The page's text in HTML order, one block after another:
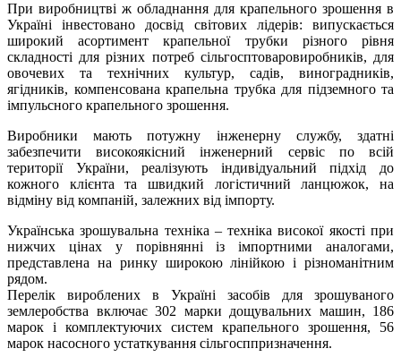
При виробництві ж обладнання для крапельного зрошення в
Україні інвестовано досвід світових лідерів: випускається
широкий асортимент крапельної трубки різного рівня
складності для різних потреб сільгосптоваровиробників, для
овочевих та технічних культур, садів, виноградників,
ягідників, компенсована крапельна трубка для підземного та
імпульсного крапельного зрошення.
Виробники мають потужну інженерну службу, здатні
забезпечити високоякісний інженерний сервіс по всій
території України, реалізують індивідуальний підхід до
кожного клієнта та швидкий логістичний ланцюжок, на
відміну від компаній, залежних від імпорту.
Українська зрошувальна техніка – техніка високої якості при
нижчих цінах у порівнянні із імпортними аналогами,
представлена на ринку широкою лінійкою і різноманітним
рядом.
Перелік вироблених в Україні засобів для зрошуваного
землеробства включає 302 марки дощувальних машин, 186
марок і комплектуючих систем крапельного зрошення, 56
марок насосного устаткування сільгосппризначення.